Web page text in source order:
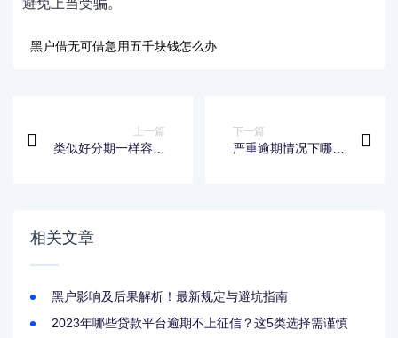
黑户借无可借急用五千块钱怎么办
上一篇
类似好分期一样容易
下一篇
严重逾期情况下哪里
相关文章
黑户影响及后果解析！最新规定与避坑指南
2023年哪些贷款平台逾期不上征信？这5类选择需谨慎